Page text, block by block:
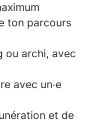
ton parcours
ou archi, avec
avec un·e
et de